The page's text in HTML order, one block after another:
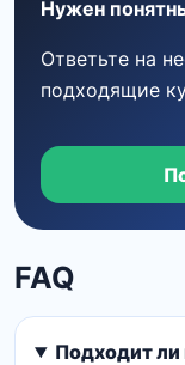
Нужен
Ответьте на
подходящие
FAQ
Подходит ли